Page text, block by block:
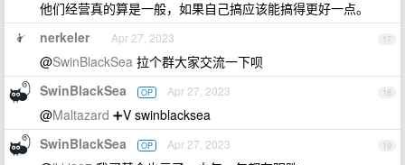
他们经营真的算是一般，如果自己搞应该能搞得更好一点。
17
nerkeler Apr 27, 2023
@SwinBlackSea 拉个群大家交流一下呗
18
SwinBlackSea OP Apr 27, 2023
@Maltazard ➕V swinblacksea
19
SwinBlackSea OP Apr 27, 2023